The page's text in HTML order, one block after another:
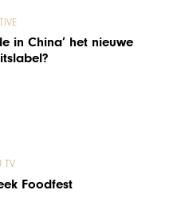
in China’ het nieuwe
TV
Foodfest